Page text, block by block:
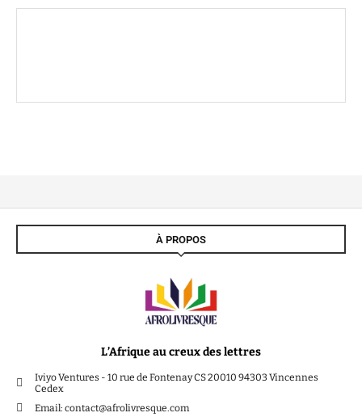
À PROPOS
L’Afrique au creux des lettres
Iviyo Ventures - 10 rue de Fontenay CS 20010 94303 Vincennes
Cedex
Email: contact@afrolivresque.com